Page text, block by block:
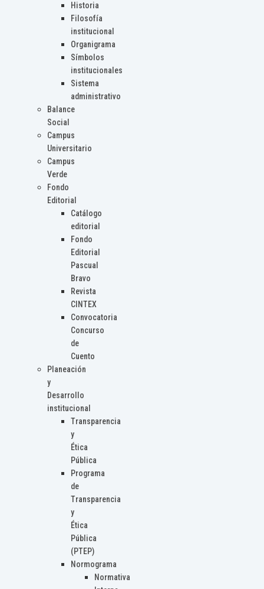
Historia
Filosofía
institucional
Organigrama
Símbolos
institucionales
Sistema
administrativo
Balance
Social
Campus
Universitario
Campus
Verde
Fondo
Editorial
Catálogo
editorial
Fondo
Editorial
Pascual
Bravo
Revista
CINTEX
Convocatoria
Concurso
de
Cuento
Planeación
y
Desarrollo
institucional
Transparencia
y
Ética
Pública
Programa
de
Transparencia
y
Ética
Pública
(PTEP)
Normograma
Normativa